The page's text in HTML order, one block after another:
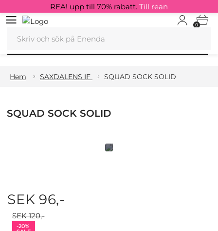
0
REA! upp till 70% rabatt. Till rean
Hem SAXDALENS IF SQUAD SOCK SOLID
SQUAD SOCK SOLID
SEK 96,-
SEK 120,-
-20%